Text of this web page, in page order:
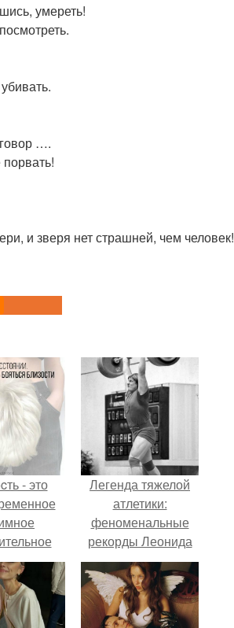
умереть!
….
и зверя нет страшней, чем человек!
- это
Легенда тяжелой
атлетики:
феноменальные
рекорды Леонида
Тараненко.